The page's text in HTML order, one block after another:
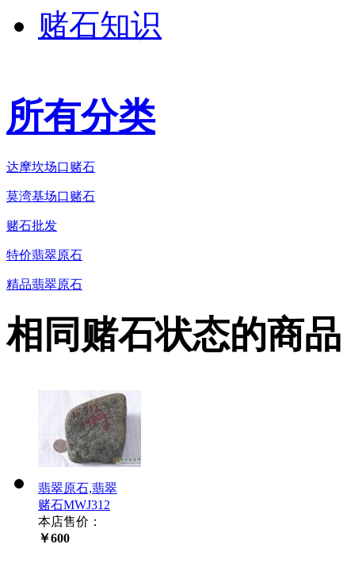
赌石知识
所有分类
达摩坎场口赌石
莫湾基场口赌石
赌石批发
特价翡翠原石
精品翡翠原石
相同赌石状态的商品
翡翠原石,翡翠
赌石MWJ312
本店售价：
￥600